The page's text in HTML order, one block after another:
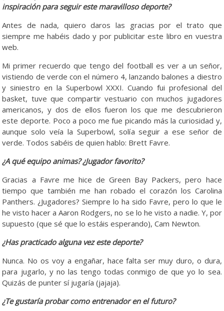
inspiración para seguir este maravilloso deporte?
Antes de nada, quiero daros las gracias por el trato que
siempre me habéis dado y por publicitar este libro en vuestra
web.
Mi primer recuerdo que tengo del football es ver a un señor,
vistiendo de verde con el número 4, lanzando balones a diestro
y siniestro en la Superbowl XXXI. Cuando fui profesional del
basket, tuve que compartir vestuario con muchos jugadores
americanos, y dos de ellos fueron los que me descubrieron
este deporte. Poco a poco me fue picando más la curiosidad y,
aunque solo veía la Superbowl, solía seguir a ese señor de
verde. Todos sabéis de quien hablo: Brett Favre.
¿A qué equipo animas? ¿Jugador favorito?
Gracias a Favre me hice de Green Bay Packers, pero hace
tiempo que también me han robado el corazón los Carolina
Panthers. ¿Jugadores? Siempre lo ha sido Favre, pero lo que le
he visto hacer a Aaron Rodgers, no se lo he visto a nadie. Y, por
supuesto (que sé que lo estáis esperando), Cam Newton.
¿Has practicado alguna vez este deporte?
Nunca. No os voy a engañar, hace falta ser muy duro, o dura,
para jugarlo, y no las tengo todas conmigo de que yo lo sea.
Quizás de punter sí jugaría (jajaja).
¿Te gustaría probar como entrenador en el futuro?